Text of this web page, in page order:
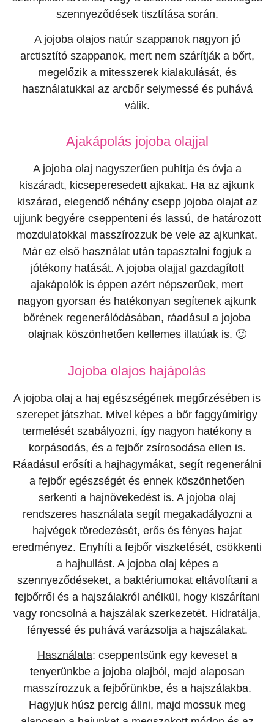
szennyeződések tisztítása során.
A jojoba olajos natúr szappanok nagyon jó
arctisztító szappanok, mert nem szárítják a bőrt,
megelőzik a mitesszerek kialakulását, és
használatukkal az arcbőr selymessé és puhává
válik.
Ajakápolás jojoba olajjal
A jojoba olaj nagyszerűen puhítja és óvja a
kiszáradt, kicseperesedett ajkakat. Ha az ajkunk
kiszárad, elegendő néhány csepp jojoba olajat az
ujjunk begyére cseppenteni és lassú, de határozott
mozdulatokkal masszírozzuk be vele az ajkunkat.
Már ez első használat után tapasztalni fogjuk a
jótékony hatását. A jojoba olajjal gazdagított
ajakápolók is éppen azért népszerűek, mert
nagyon gyorsan és hatékonyan segítenek ajkunk
bőrének regenerálódásában, ráadásul a jojoba
olajnak köszönhetően kellemes illatúak is. 🙂
Jojoba olajos hajápolás
A jojoba olaj a haj egészségének megőrzésében is
szerepet játszhat. Mivel képes a bőr faggyúmirigy
termelését szabályozni, így nagyon hatékony a
korpásodás, és a fejbőr zsírosodása ellen is.
Ráadásul erősíti a hajhagymákat, segít regenerálni
a fejbőr egészségét és ennek köszönhetően
serkenti a hajnövekedést is. A jojoba olaj
rendszeres használata segít megakadályozni a
hajvégek töredezését, erős és fényes hajat
eredményez. Enyhíti a fejbőr viszketését, csökkenti
a hajhullást. A jojoba olaj képes a
szennyeződéseket, a baktériumokat eltávolítani a
fejbőrről és a hajszálakról anélkül, hogy kiszárítani
vagy roncsolná a hajszálak szerkezetét. Hidratálja,
fényessé és puhává varázsolja a hajszálakat.
Használata: cseppentsünk egy keveset a
tenyerünkbe a jojoba olajból, majd alaposan
masszírozzuk a fejbőrünkbe, és a hajszálakba.
Hagyjuk húsz percig állni, majd mossuk meg